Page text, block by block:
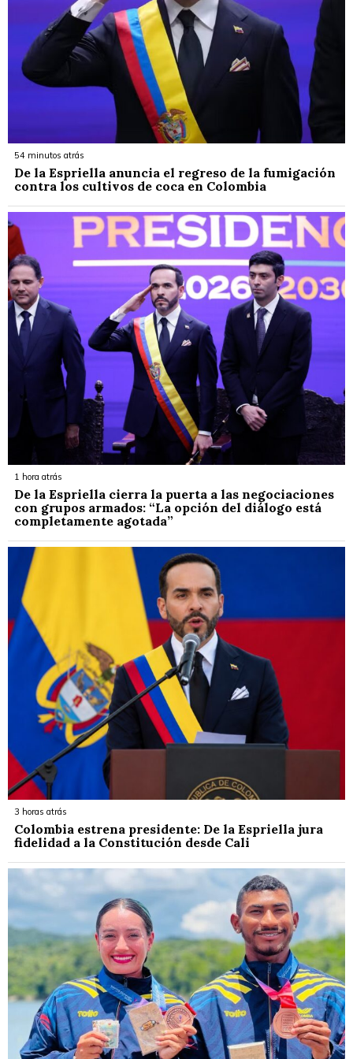
54 minutos atrás
De la Espriella anuncia el regreso de la fumigación
contra los cultivos de coca en Colombia
1 hora atrás
De la Espriella cierra la puerta a las negociaciones
con grupos armados: “La opción del diálogo está
completamente agotada”
3 horas atrás
Colombia estrena presidente: De la Espriella jura
fidelidad a la Constitución desde Cali